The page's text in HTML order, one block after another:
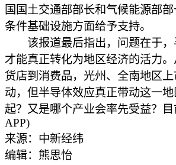
国国土交通部部长和气候能源部
条件基础设施方面给予支持。
该报道最后指出，问题在于，
才能真正转化为地区经济的活力
货店到消费品，光州、全南地区
动，但半导体效应真正带动这一
起？又是哪个产业会率先受益？
APP)
来源：中新经纬
编辑：熊思怡